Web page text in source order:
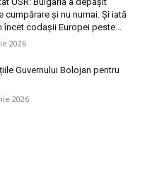
cumpărare și nu numai. Și iată
codașii Europei peste...
2026
Guvernului Bolojan pentru
2026